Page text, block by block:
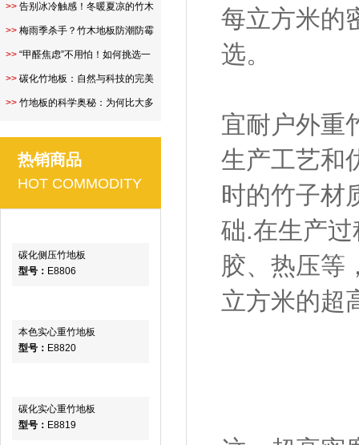
板，让空..
>> 告别冰冷触感！冬暖夏凉的竹木
地板..
>> 梅雨季杀手？竹木地板防潮防霉
全攻..
>> “甲醛焦虑”不用怕！如何挑选一
款..
>> 碳化竹地板：自然与科技的完美
融合..
>> 竹地板的科学奥秘：为何比大多
热销商品
HOT COMMODITY
碳化侧压竹地板
型号： E8806
本色实心重竹地板
型号： E8820
碳化实心重竹地板
型号： E8819
每立方米的
选。
宜耐户外重
生产工艺和
时的竹子材
础.在生产
胶、热压等
立方米的超